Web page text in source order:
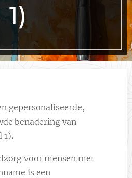
1)
gepersonaliseerde,
benadering van
1).
voor mensen met
is een